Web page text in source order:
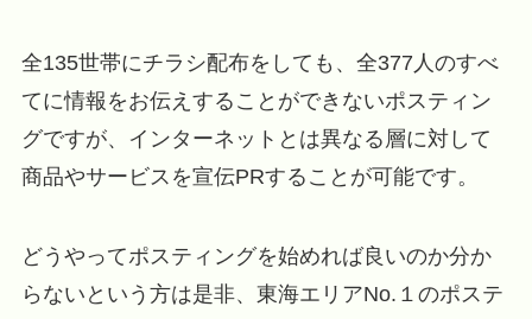
全135世帯にチラシ配布をしても、全377人のすべ
てに情報をお伝えすることができないポスティン
グですが、インターネットとは異なる層に対して
商品やサービスを宣伝PRすることが可能です。
どうやってポスティングを始めれば良いのか分か
らないという方は是非、東海エリアNo.１のポステ